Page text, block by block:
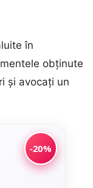
în
obținute
și avocați un
-20%